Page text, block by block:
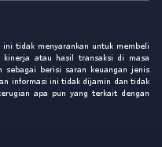
tidak menyarankan untuk membeli
kinerja atau hasil transaksi di masa
berisi saran keuangan jenis
informasi ini tidak dijamin dan tidak
apa pun yang terkait dengan